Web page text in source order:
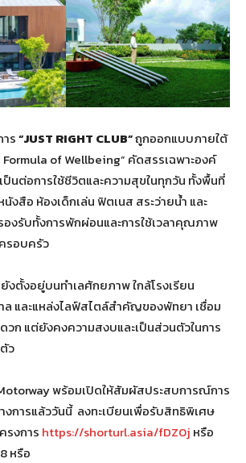
ร“JUST RIGHT CLUB”ถูกออกแบบภายใต้
of Wellbeing” คัดสรรเฉพาะองค์
นต่อการใช้ชีวิตและความสุขในทุกวัน ทั้งพื้นที่
งสือ ห้องเด็กเล่น ฟิตเนส สระว่ายน้ำ และ
งรับทั้งการพักผ่อนและการใช้เวลาคุณภาพ
รอบครัว
งตั้งอยู่บนทำเลศักยภาพ ใกล้โรงเรียน
ล และแหล่งไลฟ์สไตล์สำคัญของพัทยา เชื่อม
วก แต่ยังคงความสงบและเป็นส่วนตัวในการ
ว
พร้อมเปิดให้สัมผัสประสบการณ์การ
งการแล้ววันนี้ ลงทะเบียนเพื่อรับสิทธิพิเศษ
รงการ https://shorturl.asia/fDZ0j หรือ
หรือ